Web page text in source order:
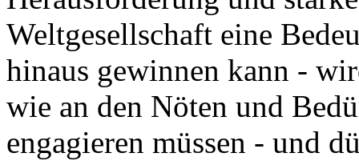
Weltgesellschaft eine
hinaus gewinnen kann -
wie an den Nöten und
engagieren müssen - und